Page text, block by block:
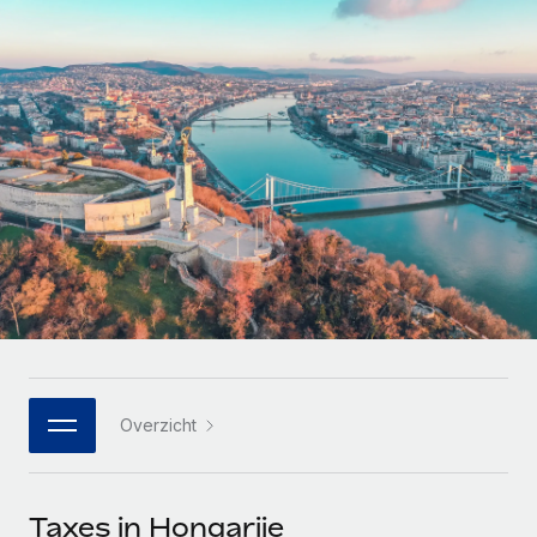
Zzp'ers internationaal onboarden en beheren
PEO
Ingewikkelde HR-taken eenvoudig uitbesteden
INFRASTRUCTUUR
Remote Embedded
HR naadloos in workflows integreren
Platform
Ingebouwde essentiële HR-functies voor je team
Integraties
GROEIFASE
Start-ups
Flexibele global HR en payroll solutions voor groeiende
bedrijven
Mid-market
Teams uitbreiden met HR solutions op maat
Enterprise
Global HR voor grote bedrijven
WERK MET ONS SAMEN
Strategische technologiepartners
Een partner worden
Betalingscalculator voor zzp'ers
internationale zzp'ers
LEREN MET REMOTE
Onderzoek en gidsen
Casestudy's
HR-woordenlijst
Checklists en templates
Webinars
Français
Deutsch
Español
Italiano
Português (Portugal)
日本語
한국어
Overzicht
Taxes in Hongarije